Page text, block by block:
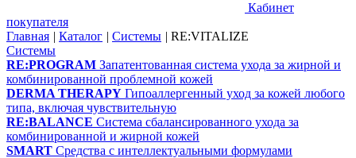
Кабинет
покупателя
Главная | Каталог | Системы | RE:VITALIZE
Системы
RE:PROGRAM Запатентованная система ухода за жирной и
комбинированной проблемной кожей
DERMA THERAPY Гипоаллергенный уход за кожей любого
типа, включая чувствительную
RE:BALANCE Система сбалансированного ухода за
комбинированной и жирной кожей
SMART Средства с интеллектуальными формулами